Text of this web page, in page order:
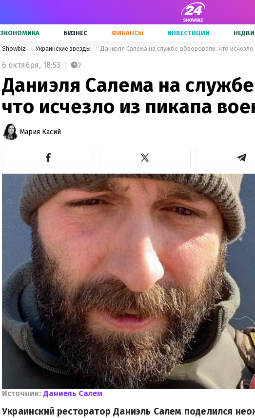
ЭКОНОМИКА БИЗНЕС ФИНАНСЫ ИНВЕСТИЦИИ
Showbiz Украинские звезды Даниэля Салема на службе обворовали: что исчезло
6 октября, 18:53 2
Даниэля Салема на
что исчезло из пикапа
Мария Касий
Источник: Даниель Салем
Украинский ресторатор Даниэль Салем поделился